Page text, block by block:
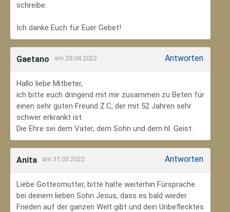
schreibe.
Ich danke Euch für Euer Gebet!
Gaetano am 28.04.2022 Antworten
Hallo liebe Mitbeter,
ich bitte euch dringend mit mir zusammen zu Beten für
einen sehr guten Freund Z.C, der mit 52 Jahren sehr
schwer erkrankt ist.
Die Ehre sei dem Vater, dem Sohn und dem hl. Geist.
Anita am 31.03.2022 Antworten
Liebe Gottesmutter, bitte halte weiterhin Fürsprache
bei deinem lieben Sohn Jesus, dass es bald wieder
Frieden auf der ganzen Welt gibt und dein Unbeflecktes